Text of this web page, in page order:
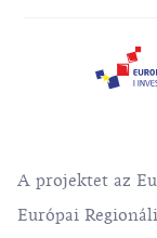
A projektet az
Európai